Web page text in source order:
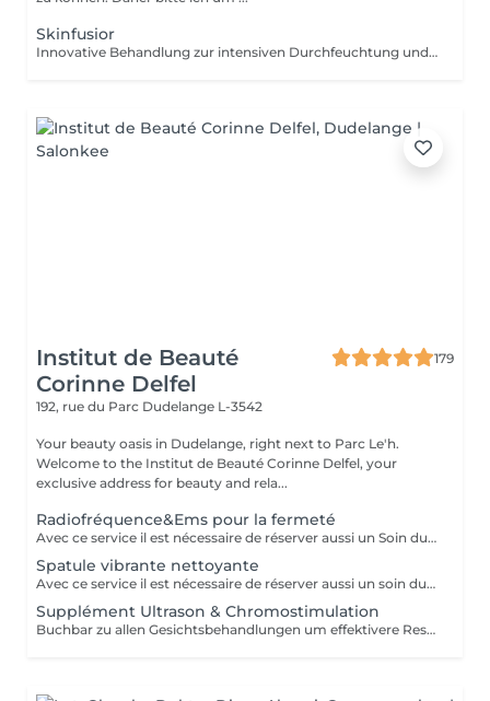
Skinfusior
Innovative Behandlung zur intensiven Durchfeuchtung und Hauterneuerung. Kombination aus Peeling, Ultraschall, Wirkstoffeinschleusung und abschließender Versiegelung für maximale Hautgesundheit.
Institut de Beauté
Corinne Delfel
179
192, rue du Parc Dudelange L-3542
Your beauty oasis in Dudelange, right next to Parc Le'h.
Welcome to the Institut de Beauté Corinne Delfel, your
exclusive address for beauty and rela...
Radiofréquence&Ems pour la fermeté
Avec ce service il est nécessaire de réserver aussi un Soin du Visage. Peut être intégré à tous nos soins de visage.
Spatule vibrante nettoyante
Avec ce service il est nécessaire de réserver aussi un soin du visage.
Supplément Ultrason & Chromostimulation
Buchbar zu allen Gesichtsbehandlungen um effektivere Resultate zu erhalten. Nicht ohne Gesichtsbehandlung möglich. Dauer 6-8min